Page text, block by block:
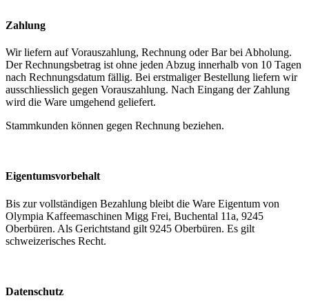
Zahlung
Wir liefern auf Vorauszahlung, Rechnung oder Bar bei Abholung.
Der Rechnungsbetrag ist ohne jeden Abzug innerhalb von 10 Tagen
nach Rechnungsdatum fällig. Bei erstmaliger Bestellung liefern wir
ausschliesslich gegen Vorauszahlung. Nach Eingang der Zahlung
wird die Ware umgehend geliefert.
Stammkunden können gegen Rechnung beziehen.
Eigentumsvorbehalt
Bis zur vollständigen Bezahlung bleibt die Ware Eigentum von
Olympia Kaffeemaschinen Migg Frei, Buchental 11a, 9245
Oberbüren. Als Gerichtstand gilt 9245 Oberbüren. Es gilt
schweizerisches Recht.
Datenschutz